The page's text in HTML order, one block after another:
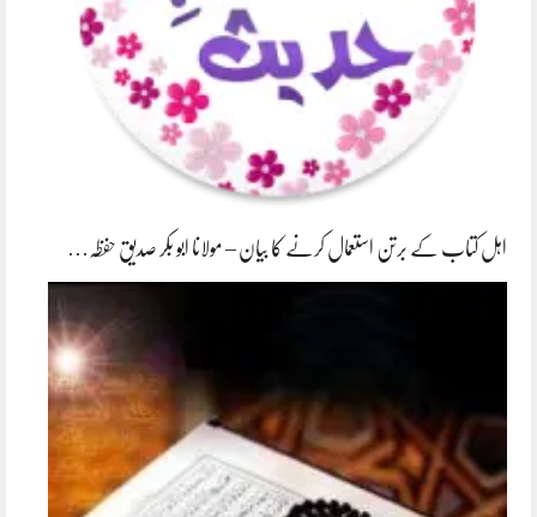
اہل کتاب کے برتن استعمال کرنے کا بیان – مولانا ابو بکر صدیق حفظہ…